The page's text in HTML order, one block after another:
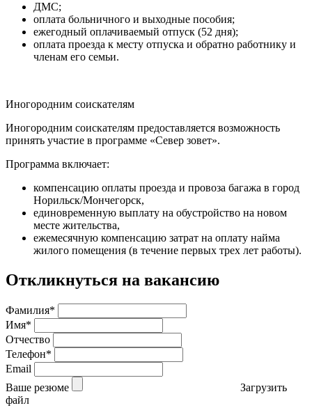
ДМС;
оплата больничного и выходные пособия;
ежегодный оплачиваемый отпуск (52 дня);
оплата проезда к месту отпуска и обратно работнику и
членам его семьи.
Иногородним соискателям
Иногородним соискателям предоставляется возможность
принять участие в программе «Север зовет».
Программа включает:
компенсацию оплаты проезда и провоза багажа в город
Норильск/Мончегорск,
единовременную выплату на обустройство на новом
месте жительства,
ежемесячную компенсацию затрат на оплату найма
жилого помещения (в течение первых трех лет работы).
Откликнуться на вакансию
Фамилия*
Имя*
Отчество
Телефон*
Email
Ваше резюме
Загрузить
файл